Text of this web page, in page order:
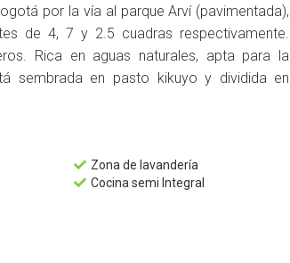
por la vía al parque Arví (pavimentada),
de 4, 7 y 2.5 cuadras respectivamente.
Rica en aguas naturales, apta para la
sembrada en pasto kikuyo y dividida en
 Zona de lavandería
 Cocina semi Integral